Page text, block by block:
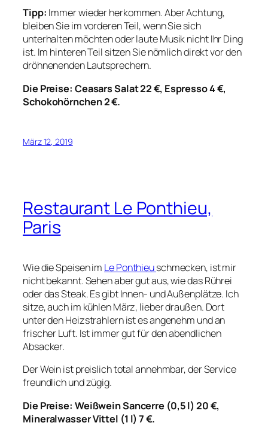
Tipp: Immer wieder herkommen. Aber Achtung,
bleiben Sie im vorderen Teil, wenn Sie sich
unterhalten möchten oder laute Musik nicht Ihr Ding
ist. Im hinteren Teil sitzen Sie nömlich direkt vor den
dröhnenenden Lautsprechern.
Die Preise: Ceasars Salat 22 €, Espresso 4 €,
Schokohörnchen 2 €.
März 12, 2019
Restaurant Le Ponthieu,
Paris
Wie die Speisen im Le Ponthieuschmecken, ist mir
nicht bekannt. Sehen aber gut aus, wie das Rührei
oder das Steak. Es gibt Innen- und Außenplätze. Ich
sitze, auch im kühlen März, lieber draußen. Dort
unter den Heizstrahlern ist es angenehm und an
frischer Luft. Ist immer gut für den abendlichen
Absacker.
Der Wein ist preislich total annehmbar, der Service
freundlich und zügig.
Die Preise: Weißwein Sancerre (0,5 l) 20 €,
Mineralwasser Vittel (1 l) 7 €.